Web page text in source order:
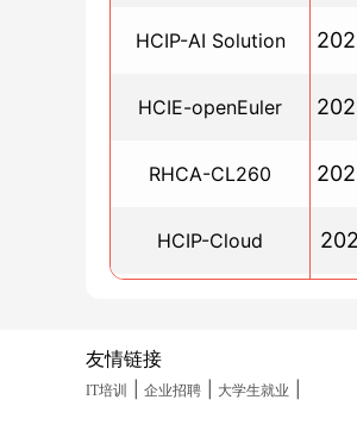
云原生时代Docker会被淘
居、ACL配置常见故障Q&A
2025/04/14
Kubernetes进阶知识深度解
2025/04/11
2025/04/10
Kubernetes架构与实践指南
HCIP-AI Solution
HCIE-openEuler
RHCA-CL260
HCIP-Cloud
HCIA-Datacom(晚班)
友情链接
IT培训 企业招聘 大学生就业